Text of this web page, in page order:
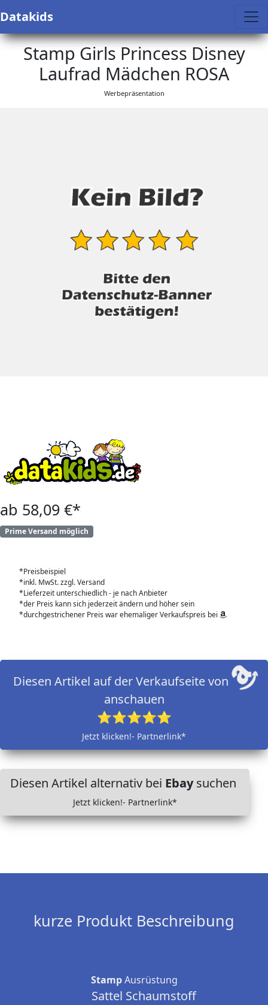
Datakids
Stamp Girls Princess Disney
Laufrad Mädchen ROSA
Werbepräsentation
ab 58,09 €*
Prime Versand möglich
*Preisbeispiel
*inkl. MwSt. zzgl. Versand
*Lieferzeit unterschiedlich - je nach Anbieter
*der Preis kann sich jederzeit ändern und höher sein
*durchgestrichener Preis war ehemaliger Verkaufspreis bei
Diesen Artikel auf der Verkaufseite von
anschauen
⭐⭐⭐⭐⭐
Jetzt klicken!- Partnerlink*
Diesen Artikel alternativ bei Ebaysuchen
Jetzt klicken!- Partnerlink*
kurze Produkt Beschreibung
StampAusrüstung
Sattel Schaumstoff